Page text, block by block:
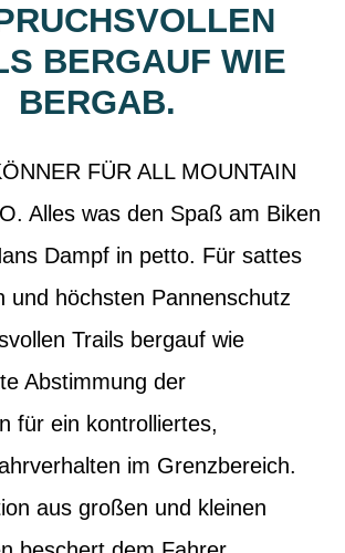
T
BERGAUF WIE B
ERGAB.
FÜR ALL MOUNTAIN
Alles was den Spaß am Biken
Dampf in petto. Für sattes
und höchsten Pannenschutz
Trails bergauf wie
Abstimmung der
für ein kontrolliertes,
im Grenzbereich.
aus großen und kleinen